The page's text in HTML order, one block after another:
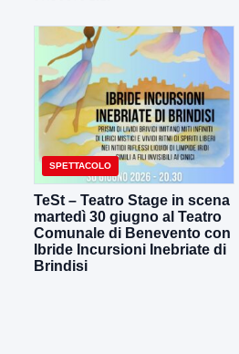
SPETTACOLO
TeSt – Teatro Stage in scena
martedì 30 giugno al Teatro
Comunale di Benevento con
Ibride Incursioni Inebriate di
Brindisi